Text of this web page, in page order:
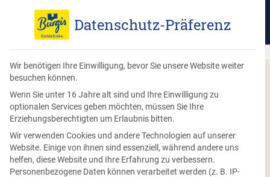
Saisonale Lebensmittel –
ganzjährig
Datenschutz-Präferenz
Wir benötigen Ihre Einwilligung, bevor Sie unsere Website weiter
besuchen können.
Wenn Sie unter 16 Jahre alt sind und Ihre Einwilligung zu
optionalen Services geben möchten, müssen Sie Ihre
Erziehungsberechtigten um Erlaubnis bitten.
Wir verwenden Cookies und andere Technologien auf unserer
Website. Einige von ihnen sind essenziell, während andere uns
helfen, diese Website und Ihre Erfahrung zu verbessern.
Personenbezogene Daten können verarbeitet werden (z. B. IP-